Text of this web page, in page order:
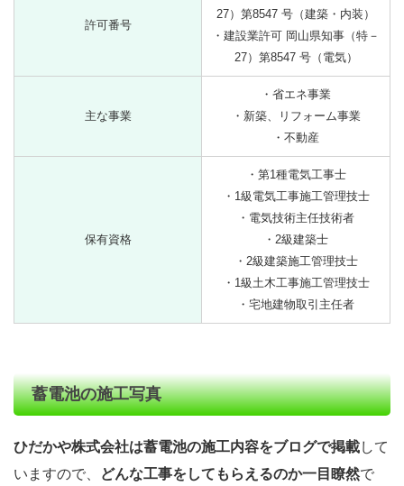
許可番号
27）第8547 号（建築・内装）
・建設業許可 岡山県知事（特－
27）第8547 号（電気）
主な事業
・省エネ事業
・新築、リフォーム事業
・不動産
保有資格
・第1種電気工事士
・1級電気工事施工管理技士
・電気技術主任技術者
・2級建築士
・2級建築施工管理技士
・1級土木工事施工管理技士
・宅地建物取引主任者
蓄電池の施工写真
ひだかや株式会社は蓄電池の施工内容をブログで掲載して
いますので、
どんな工事をしてもらえるのか一目瞭然で